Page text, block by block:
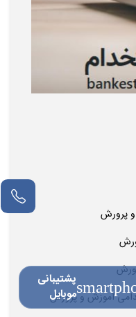
پرورش
آموزش و پرورش
پشتیبانی
موبایل